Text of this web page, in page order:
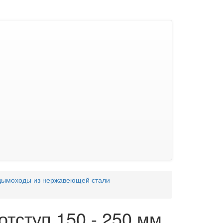
из нержавеющей стали